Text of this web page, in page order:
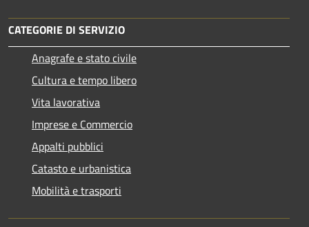
CATEGORIE DI SERVIZIO
Anagrafe e stato civile
Cultura e tempo libero
Vita lavorativa
Imprese e Commercio
Appalti pubblici
Catasto e urbanistica
Mobilità e trasporti